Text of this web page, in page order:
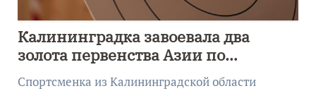
Калининградка завоевала два
золота первенства Азии по
метанию ножа
Спортсменка из Калининградской области